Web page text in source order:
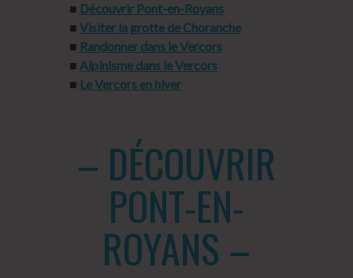
■ Découvrir Pont-en-Royans
■ Visiter la grotte de Choranche
■ Randonner dans le Vercors
■ Alpinisme dans le Vercors
■ Le Vercors en hiver
– DÉCOUVRIR
PONT-EN-
ROYANS –